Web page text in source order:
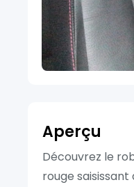
Aperçu
Découvrez le
rouge